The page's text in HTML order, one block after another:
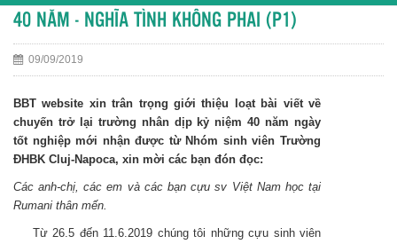
40 NĂM - NGHĨA TÌNH KHÔNG PHAI (P1)
09/09/2019
BBT website xin trân trọng giới thiệu loạt bài viết về
chuyến trở lại trường nhân dịp kỷ niệm 40 năm ngày
tốt nghiệp mới nhận được từ Nhóm sinh viên Trường
ĐHBK Cluj-Napoca, xin mời các bạn đón đọc:
Các anh-chị, các em và các bạn cựu sv Việt Nam học tại
Rumani thân mến.
Từ 26.5 đến 11.6.2019 chúng tôi những cựu sinh viên